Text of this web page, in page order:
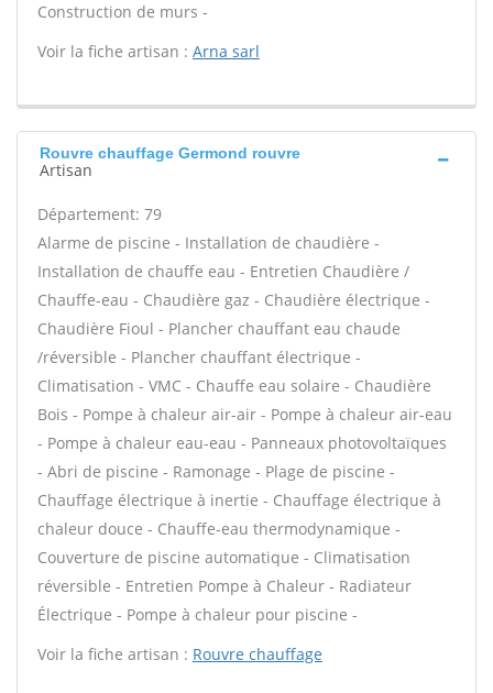
Construction de murs -
Voir la fiche artisan : Arna sarl
Rouvre chauffage Germond rouvre
Artisan
Département: 79
Alarme de piscine - Installation de chaudière -
Installation de chauffe eau - Entretien Chaudière /
Chauffe-eau - Chaudière gaz - Chaudière électrique -
Chaudière Fioul - Plancher chauffant eau chaude
/réversible - Plancher chauffant électrique -
Climatisation - VMC - Chauffe eau solaire - Chaudière
Bois - Pompe à chaleur air-air - Pompe à chaleur air-eau
- Pompe à chaleur eau-eau - Panneaux photovoltaïques
- Abri de piscine - Ramonage - Plage de piscine -
Chauffage électrique à inertie - Chauffage électrique à
chaleur douce - Chauffe-eau thermodynamique -
Couverture de piscine automatique - Climatisation
réversible - Entretien Pompe à Chaleur - Radiateur
Électrique - Pompe à chaleur pour piscine -
Voir la fiche artisan : Rouvre chauffage